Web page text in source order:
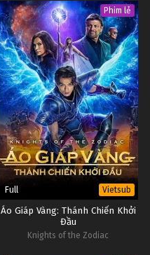
Phim lẻ
Full Vietsub
Áo Giáp Vàng: Thánh Chiến Khởi
Đầu
Knights of the Zodiac